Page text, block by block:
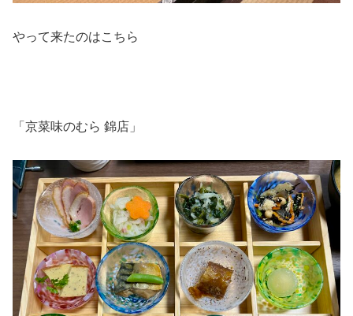
やって来たのはこちら
「京菜味のむら 錦店」